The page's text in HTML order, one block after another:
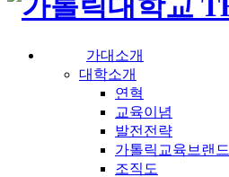
가대소개
대학소개
연혁
교육이념
발전전략
가톨릭교육브랜드
조직도